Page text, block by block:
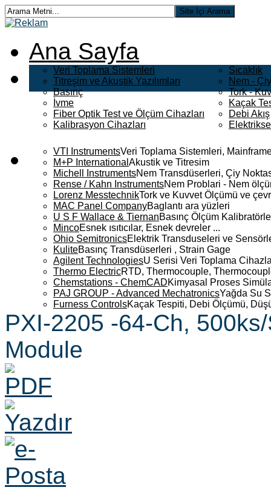
Ana Sayfa
Veri Toplama Sistemleri
Titreşim ve Akustik Yazılımları
Basınç
İvme
Fiber Optik Test ve Ölçüm Cihazları
Kalibrasyon Cihazları
Sıcaklık
Nem -
Tork -
Kaçak
Debi Akış
VTI InstrumentsVeri Toplama Sistemleri,
M+P International Akustik ve Titresim
Michell InstrumentsNem Transdüserleri, Çiy
Rense / Kahn InstrumentsNem Problari - Nem
Lorenz MesstechnikTork ve Kuvvet Ölçümü ve
MAC Panel CompanyBaglantı ara yüzleri
U S F Wallace & TiernanBasınç Ölçüm
MincoEsnek ısıtıcılar, Esnek devreler ...
Ohio SemitronicsElektrik Transduseleri ve
KuliteBasınç Transdüserleri , Strain Gage
Agilent TechnologiesU Serisi Veri Toplama
Thermo ElectricRTD, Thermocouple,
Chemstations - ChemCADKimyasal Proses
PAJ GROUP - Advanced MechatronicsYağda Su
Furness ControlsKaçak Tespiti, Debi Ölçümü,
PXI-2205 -64-Ch, 500ks/
Module